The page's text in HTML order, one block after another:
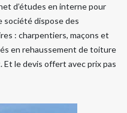
d’études en interne pour
société dispose des
: charpentiers, maçons et
en rehaussement de toiture
le devis offert avec prix pas